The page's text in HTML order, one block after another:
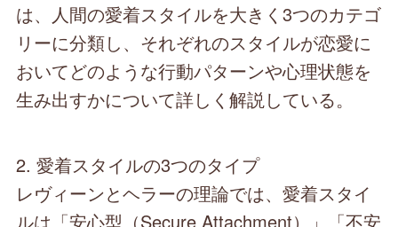
は、人間の愛着スタイルを大きく3つのカテゴ
リーに分類し、それぞれのスタイルが恋愛に
おいてどのような行動パターンや心理状態を
生み出すかについて詳しく解説している。
2. 愛着スタイルの3つのタイプ
レヴィーンとヘラーの理論では、愛着スタイ
ルは「安心型（Secure Attachment）」「不安